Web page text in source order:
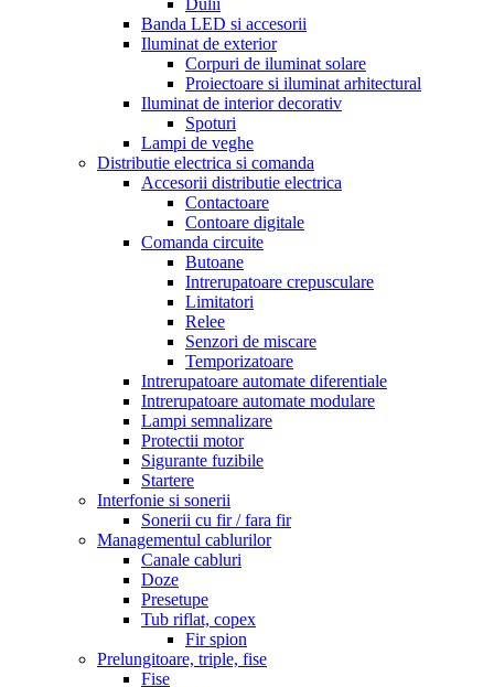
Banda LED si accesorii
Iluminat de exterior
Corpuri de iluminat solare
Proiectoare si iluminat arhitectural
Iluminat de interior decorativ
Spoturi
Lampi de veghe
Distributie electrica si comanda
Accesorii distributie electrica
Contactoare
Contoare digitale
Comanda circuite
Butoane
Intrerupatoare crepusculare
Limitatori
Relee
Senzori de miscare
Temporizatoare
Intrerupatoare automate diferentiale
Intrerupatoare automate modulare
Lampi semnalizare
Protectii motor
Sigurante fuzibile
Startere
Interfonie si sonerii
Sonerii cu fir / fara fir
Managementul cablurilor
Canale cabluri
Doze
Presetupe
Tub riflat, copex
Fir spion
Prelungitoare, triple, fise
Fise